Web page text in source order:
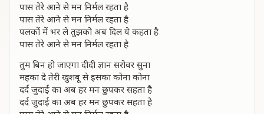
पास तेरे आने से मन निर्मल रहता है
पास तेरे आने से मन निर्मल रहता है
पलकों में भर ले तुझको अब दिल ये कहता है
पास तेरे आने से मन निर्मल रहता है
तुम बिन हो जाएगा दीदी ज्ञान सरोवर सुना
महका दे तेरी खुशबू से इसका कोना कोना
दर्द जुदाई का अब हर मन छुपकर सहता है
दर्द जुदाई का अब हर मन छुपकर सहता है